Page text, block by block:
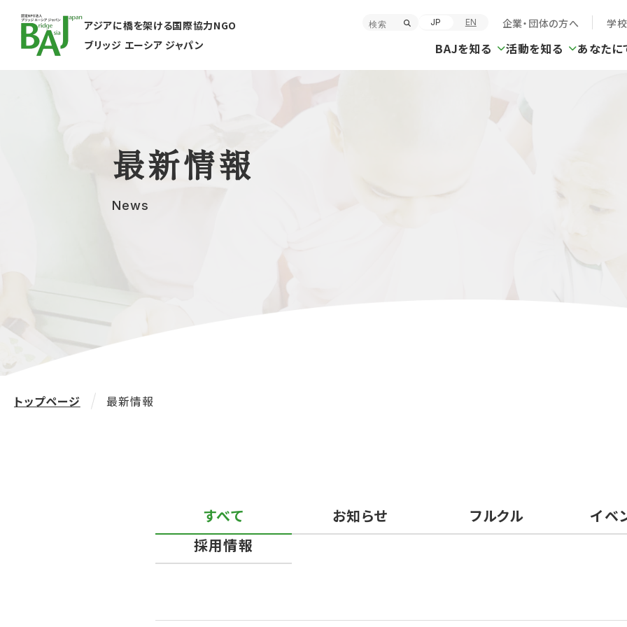
アジアに橋を架ける国際協力NGO
ブリッジ エーシア ジャパン
JP EN 企業・団体の方へ 学
BAJを知る 活動を知る あなたに
最新情報
News
トップページ 最新情報
すべて お知らせ フルクル
イベ
採用情報